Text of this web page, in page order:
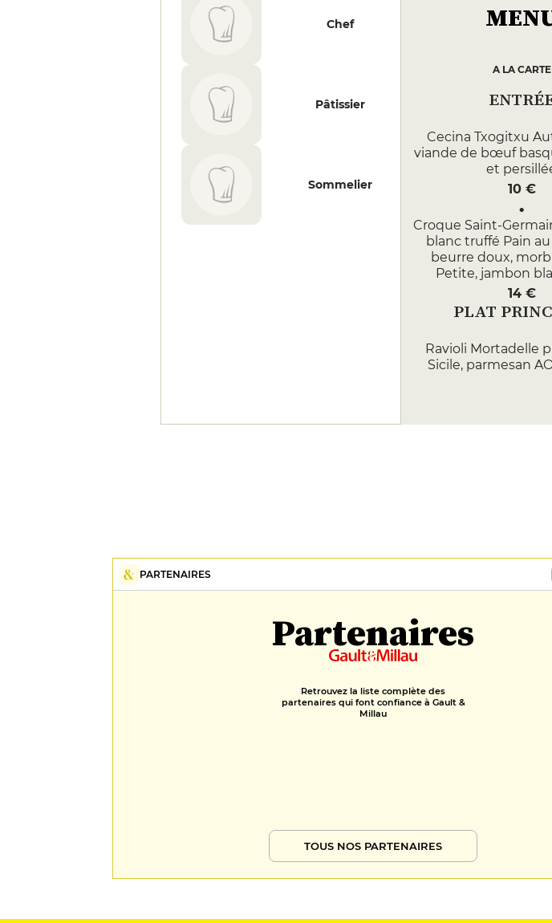
Chef
Pâtissier
Sommelier
A LA CARTE
Cecina Txogitxu
viande de bœuf
et
10 €
Croque Saint-
blanc truffé Pain
beurre doux,
Petite, jambon
14 €
PLAT
Ravioli Mortadelle
Sicile, parmesan
Tarte au chocolat
beurre salé de la
Brillat royal savarin
PARTENAIRES
Partenaires
Retrouvez la liste complète des
partenaires qui font confiance à Gault &
Millau
TOUS NOS PARTENAIRES